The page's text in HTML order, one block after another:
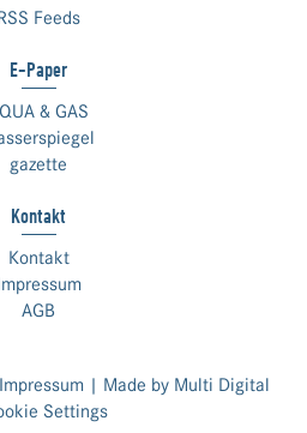
Feeds
E-Paper
& GAS
gazette
Kontakt
Kontakt
AGB
Impressum| Made by Multi Digital
Settings